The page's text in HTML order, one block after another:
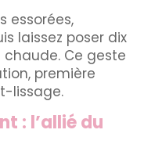
essorées,
laissez poser dix
Ce geste
première
lissage.
: l’allié du